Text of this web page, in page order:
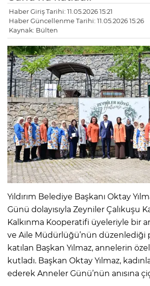
Haber Giriş Tarihi: 11.05.2026 15:21
Haber Güncellenme Tarihi: 11.05.2026 15:26
Kaynak: Bülten
Yıldırım Belediye Başkanı Oktay
Günü dolayısıyla Zeyniler Çalıkuşu
Kalkınma Kooperatifi üyeleriyle bir
ve Aile Müdürlüğü’nün düzenlediği
katılan Başkan Yılmaz, annelerin
kutladı. Başkan Oktay Yılmaz,
ederek Anneler Günü’nün anısına